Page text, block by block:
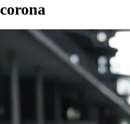
corona